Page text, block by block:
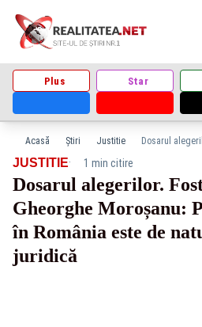
Plus Star
Acasă Știri Justitie
JUSTITIE· 1 min citire
Dosarul alegerilor.
Gheorghe Moroșanu:
în România este de
juridică